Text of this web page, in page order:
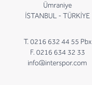
Ümraniye
İSTANBUL - TÜRKİYE
T. 0216 632 44 55 Pbx
F. 0216 634 32 33
info@interspor.com